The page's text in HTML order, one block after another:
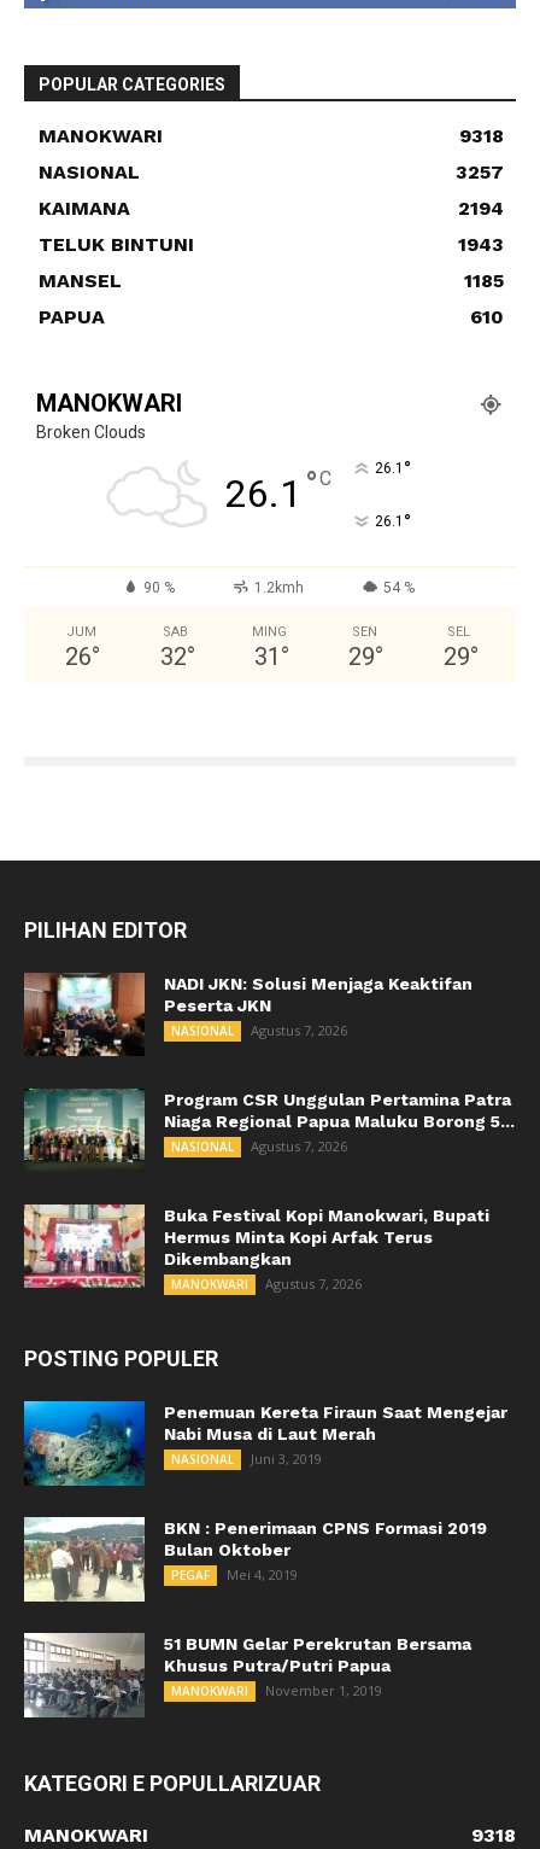
POPULAR CATEGORIES
MANOKWARI
9318
NASIONAL
3257
KAIMANA
2194
TELUK BINTUNI
1943
MANSEL
1185
PAPUA
610
MANOKWARI
Broken Clouds
26.1 °C 26.1 °
26.1 °
90 % 1.2kmh 54 %
JUM
26°
SAB
32°
MING
31 °
SEN
29°
SEL
29°
PILIHAN EDITOR
NADI JKN: Solusi Menjaga Keaktifan
Peserta JKN
NASIONAL Agustus 7, 2026
Program CSR Unggulan Pertamina Patra
Niaga Regional Papua Maluku Borong 5...
NASIONAL Agustus 7, 2026
Buka Festival Kopi Manokwari, Bupati
Hermus Minta Kopi Arfak Terus
Dikembangkan
MANOKWARI Agustus 7, 2026
POSTING POPULER
Penemuan Kereta Firaun Saat Mengejar
Nabi Musa di Laut Merah
NASIONAL Juni 3, 2019
BKN : Penerimaan CPNS Formasi 2019
Bulan Oktober
PEGAF Mei 4, 2019
51 BUMN Gelar Perekrutan Bersama
Khusus Putra/Putri Papua
MANOKWARI November 1, 2019
KATEGORI E POPULLARIZUAR
MANOKWARI
9318